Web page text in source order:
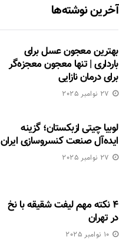
آخرین نوشته‌ها
بهترین معجون عسل برای
بارداری | تنها معجون معجزه‌گر
برای درمان نازایی
27 نوامبر 2025
لوبیا چیتی ازبکستان؛ گزینه
ایده‌آل صنعت کنسروسازی ایران
27 نوامبر 2025
۴ نکته مهم لیفت شقیقه با نخ
در تهران
10 نوامبر 2025